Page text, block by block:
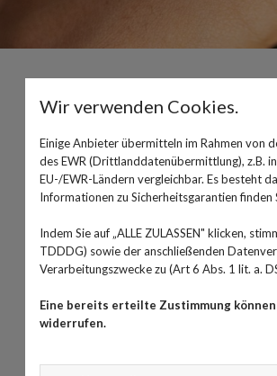
17.
Wir verwenden Cookies.
Einige Anbieter übermitteln im Rahmen von
des EWR (Drittlanddatenübermittlung), z.B.
EU-/EWR-Ländern vergleichbar. Es besteht
Informationen zu Sicherheitsgarantien
Indem Sie auf „ALLE ZULASSEN" klicken,
TDDDG) sowie der anschließenden
Verarbeitungszwecke zu (Art 6 Abs. 1 lit. a.
Eine bereits erteilte Zustimmung
widerrufen.